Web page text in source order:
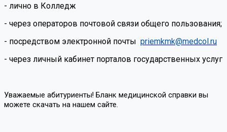
- лично в Колледж
- через операторов почтовой связи общего пользования;
- посредством электронной почты priemkmk@medcol.ru
- через личный кабинет порталов государственных услуг
Уважаемые абитуриенты! Бланк медицинской справки вы
можете скачать на нашем сайте.